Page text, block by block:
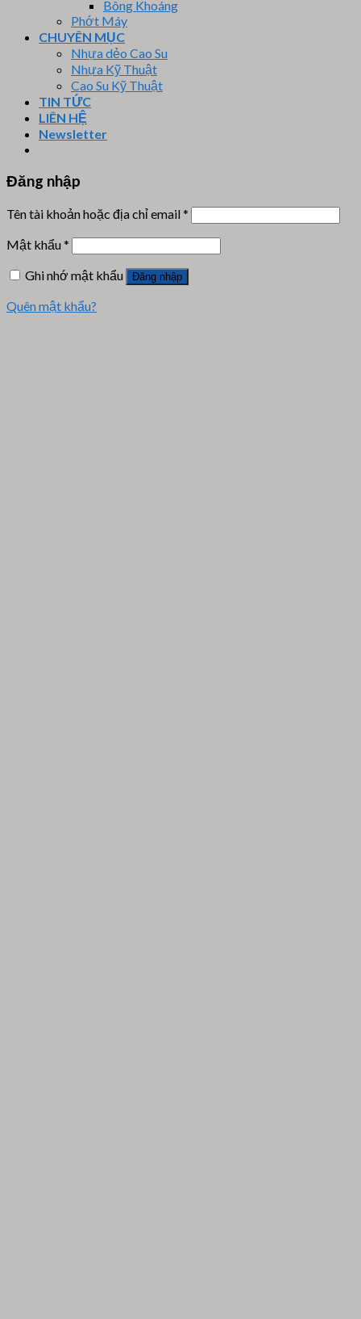
Bông Khoáng
Phớt Máy
CHUYÊN MỤC
Nhựa dẻo Cao Su
Nhựa Kỹ Thuật
Cao Su Kỹ Thuật
TIN TỨC
LIÊN HỆ
Newsletter
Đăng nhập
Tên tài khoản hoặc địa chỉ email*
Mật khẩu*
Ghi nhớ mật khẩu
Đăng nhập
Quên mật khẩu?